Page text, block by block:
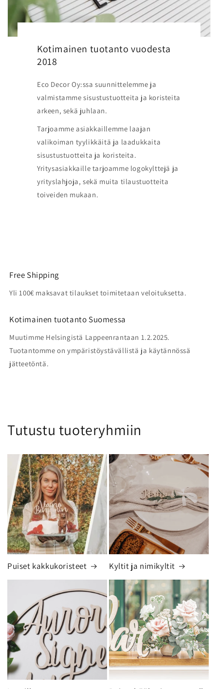
Kotimainen tuotanto vuodesta
2018
Eco Decor Oy:ssa suunnittelemme ja
valmistamme sisustustuotteita ja koristeita
arkeen, sekä juhlaan.
Tarjoamme asiakkaillemme laajan
valikoiman tyylikkäitä ja laadukkaita
sisustustuotteita ja koristeita.
Yritysasiakkaille tarjoamme logokylttejä ja
yrityslahjoja, sekä muita tilaustuotteita
toiveiden mukaan.
Free Shipping
Yli 100€ maksavat tilaukset toimitetaan veloituksetta.
Kotimainen tuotanto Suomessa
Muutimme Helsingistä Lappeenrantaan 1.2.2025.
Tuotantomme on ympäristöystävällistä ja käytännössä
jätteetöntä.
Tutustu tuoteryhmiin
Puiset kakkukoristeet Kyltit ja nimikyltit